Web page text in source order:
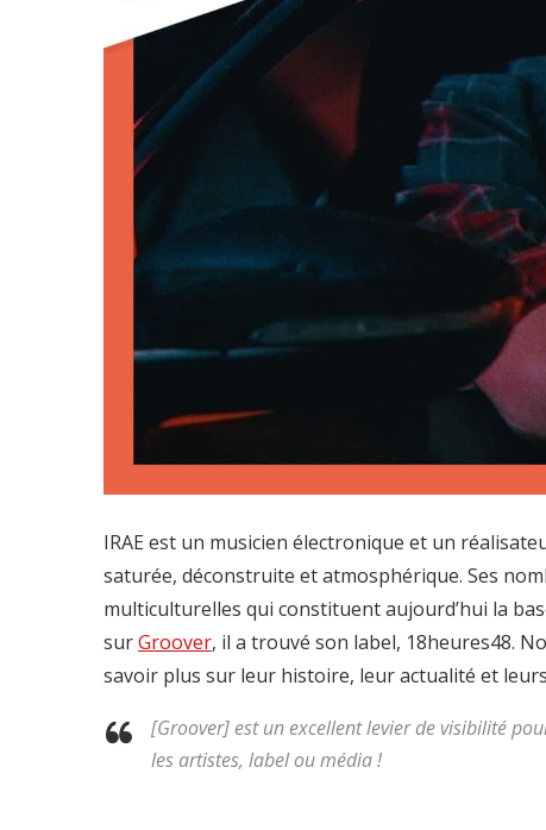
IRAE est un musicien électronique et un
saturée, déconstruite et atmosphérique. Ses
multiculturelles qui constituent aujourd’hui la
surGroover, il a trouvé son label, 18heures48.
savoir plus sur leur histoire, leur actualité et
[Groover] est un excellent levier de visibilité
les artistes, label ou média !